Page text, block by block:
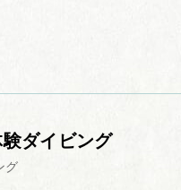
ダイビング
グ